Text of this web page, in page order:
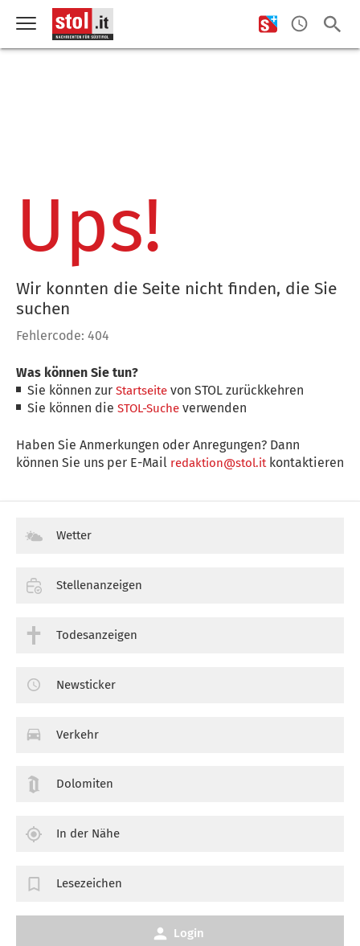
Ups!
Wir konnten die Seite nicht finden, die Sie
suchen
Fehlercode: 404
Was können Sie tun?
Sie können zurStartseite von STOL zurückkehren
Sie können dieSTOL-Suche verwenden
Haben Sie Anmerkungen oder Anregungen? Dann
können Sie uns per E-Mail redaktion@stol.itkontaktieren
Wetter
Stellenanzeigen
Todesanzeigen
Newsticker
Verkehr
Dolomiten
In der Nähe
Lesezeichen
Login